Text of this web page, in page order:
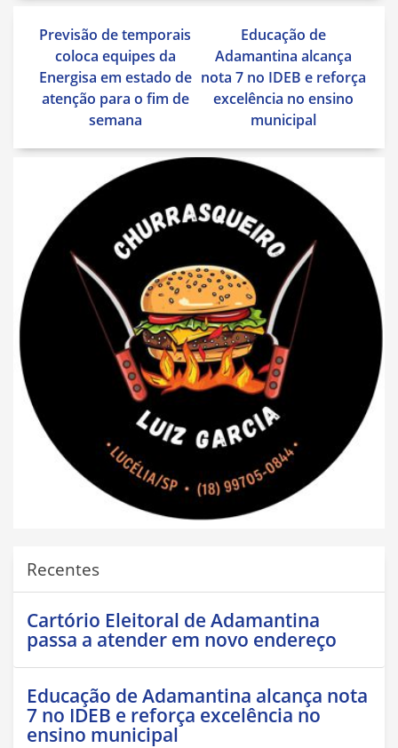
Navegação
de
Post
Previsão de temporais
coloca equipes da
Energisa em estado de
atenção para o fim de
semana
Educação de
Adamantina alcança
nota 7 no IDEB e reforça
excelência no ensino
municipal
Recentes
Cartório Eleitoral de Adamantina
passa a atender em novo endereço
Educação de Adamantina alcança nota
7 no IDEB e reforça excelência no
ensino municipal